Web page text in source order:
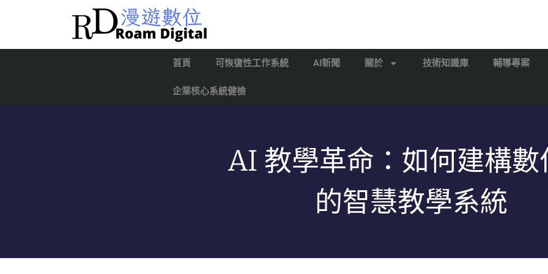
首頁 可恢復性工作系統 AI新聞 關於 技術知識庫 輔導專案
企業核心系統健檢
AI 教學革命：如何建構數
的智慧教學系統